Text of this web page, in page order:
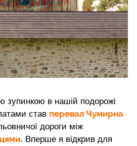
зупинкою в нашій подорожі
став перевал Чумирна
дороги між
. Вперше я відкрив для